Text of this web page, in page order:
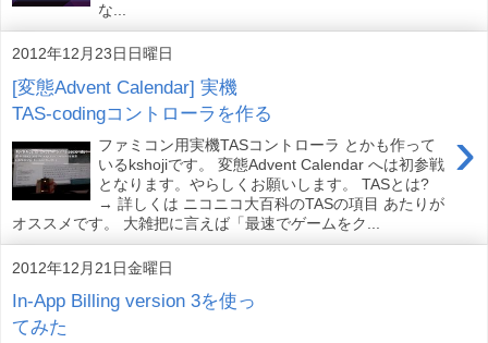
な...
2012年12月23日日曜日
[変態Advent Calendar] 実機
TAS-codingコントローラを作る
›
ファミコン用実機TASコントローラ とかも作って
いるkshojiです。 変態Advent Calendar へは初参戦
となります。やらしくお願いします。 TASとは?
→ 詳しくは ニコニコ大百科のTASの項目 あたりが
オススメです。 大雑把に言えば「最速でゲームをク...
2012年12月21日金曜日
In-App Billing version 3を使っ
てみた